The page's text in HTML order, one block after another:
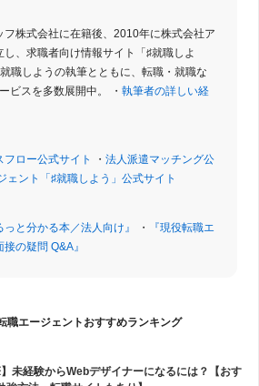
フ株式会社に在籍後、2010年に株式会社ア
し、求職者向け情報サイト「♯就職しよ
職しようの執筆とともに、転職・就職な
ビスを多数展開中。 ・ 執筆者の詳しい経
ロー公式サイト ・ 法人派遣マッチング公
ェント「♯就職しよう」公式サイト
っと分かる本／法人向け』 ・
『現役転職エ
の疑問 Q&A』
職エージェントおすすめランキング
】未経験からWebデザイナーになるには？【おす